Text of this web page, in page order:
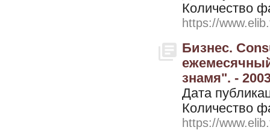
Количество
https://
Бизнес.
знамя". -
Дата
Количество
https://